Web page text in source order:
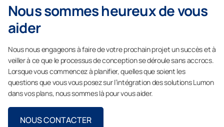
Nous sommes heureux de vous
aider
Nous nous engageons à faire de votre prochain projet un succès et à
veiller à ce que le processus de conception se déroule sans accrocs.
Lorsque vous commencez à planifier, quelles que soient les
questions que vous vous posez sur l’intégration des solutions Lumon
dans vos plans, nous sommes là pour vous aider.
NOUS CONTACTER